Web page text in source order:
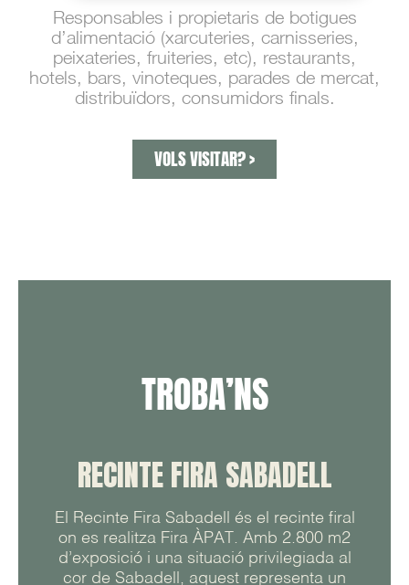
Responsables i propietaris de botigues
d’alimentació (xarcuteries, carnisseries,
peixateries, fruiteries, etc), restaurants,
hotels, bars, vinoteques, parades de mercat,
distribuïdors, consumidors finals.
VOLS VISITAR? >
TROBA’NS
RECINTE FIRA SABADELL
El Recinte Fira Sabadell és el recinte firal
on es realitza Fira ÀPAT. Amb 2.800 m2
d’exposició i una situació privilegiada al
cor de Sabadell, aquest representa un